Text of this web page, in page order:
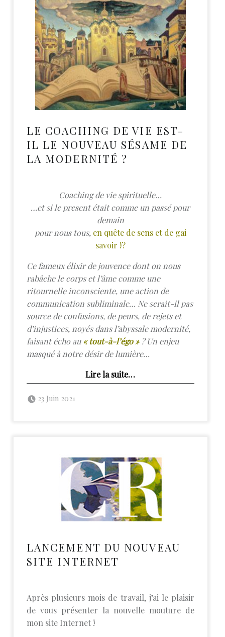
LE COACHING DE VIE EST-
IL LE NOUVEAU SÉSAME DE
LA MODERNITÉ ?
Coaching de vie spirituelle…
…et sile present était comme un passé pour
demain
pour nous tous, en quête de sens et de gai
savoir !?
Ce fameux élixir de jouvence dont on nous
rabâche le corps et l’âme comme une
ritournelle inconsciente, une action de
communication subliminale… Ne serait-il pas
source de confusions, de peurs, de rejets et
d’injustices, noyés dans l’abyssale modernité,
faisant écho au« tout-à-l’égo »? Un enjeu
masqué à notre désir de lumière…
Lire la suite“Le coaching de vie est-il le nouveau sésame de la modernité ?”
…
23 Juin 2021
LANCEMENT DU NOUVEAU
SITE INTERNET
Après plusieurs mois de travail, j’ai le plaisir
de vous présenter la nouvelle mouture de
mon site Internet !